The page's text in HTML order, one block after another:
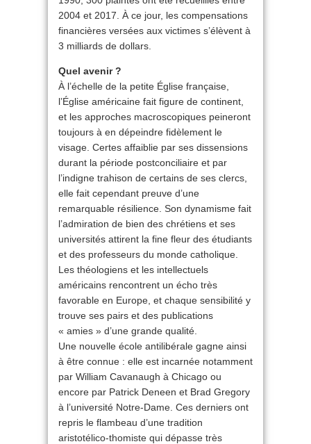
2004 et 2017. À ce jour, les compensations
financières versées aux victimes s’élèvent à
3 milliards de dollars.
Quel avenir ?
À l’échelle de la petite Église française,
l’Église américaine fait figure de continent,
et les approches macroscopiques peineront
toujours à en dépeindre fidèlement le
visage. Certes affaiblie par ses dissensions
durant la période postconciliaire et par
l’indigne trahison de certains de ses clercs,
elle fait cependant preuve d’une
remarquable résilience. Son dynamisme fait
l’admiration de bien des chrétiens et ses
universités attirent la fine fleur des étudiants
et des professeurs du monde catholique.
Les théologiens et les intellectuels
américains rencontrent un écho très
favorable en Europe, et chaque sensibilité y
trouve ses pairs et des publications
« amies » d’une grande qualité.
Une nouvelle école antilibérale gagne ainsi
à être connue : elle est incarnée notamment
par William Cavanaugh à Chicago ou
encore par Patrick Deneen et Brad Gregory
à l’université Notre-Dame. Ces derniers ont
repris le flambeau d’une tradition
aristotélico-thomiste qui dépasse très